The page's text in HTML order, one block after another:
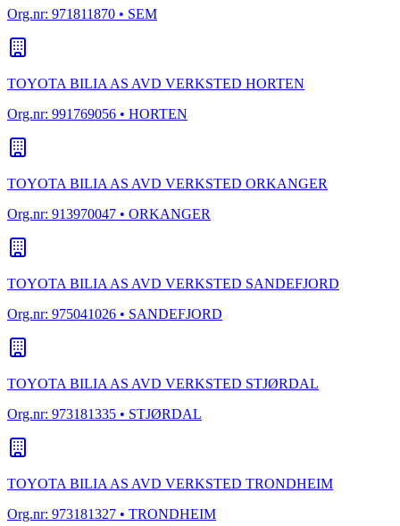
Org.nr: 971811870 • SEM
TOYOTA BILIA AS AVD VERKSTED HORTEN
Org.nr: 991769056 • HORTEN
TOYOTA BILIA AS AVD VERKSTED ORKANGER
Org.nr: 913970047 • ORKANGER
TOYOTA BILIA AS AVD VERKSTED SANDEFJORD
Org.nr: 975041026 • SANDEFJORD
TOYOTA BILIA AS AVD VERKSTED STJØRDAL
Org.nr: 973181335 • STJØRDAL
TOYOTA BILIA AS AVD VERKSTED TRONDHEIM
Org.nr: 973181327 • TRONDHEIM